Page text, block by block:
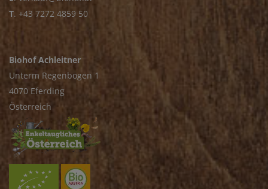
T. +43 7272 4859 50
Biohof Achleitner
Unterm Regenbogen 1
4070 Eferding
Österreich